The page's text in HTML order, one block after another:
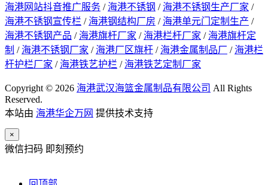
海港网站抖音推广服务 / 海港不锈钢 / 海港不锈钢生产厂家 /
海港不锈钢宣传栏 / 海港钢结构厂房 / 海港单元门定制生产 /
海港不锈钢产品 / 海港旗杆厂家 / 海港栏杆厂家 / 海港旗杆定
制 / 海港不锈钢厂家 / 海港厂区旗杆 / 海港金属制品厂 / 海港栏
杆护栏厂家 / 海港铁艺护栏 / 海港铁艺定制厂家
Copyright © 2026 海港武汉海篮金属制品有限公司 All Rights
Reserved.
本站由 海港华企万网 提供技术支持
×
微信扫码 即刻预约